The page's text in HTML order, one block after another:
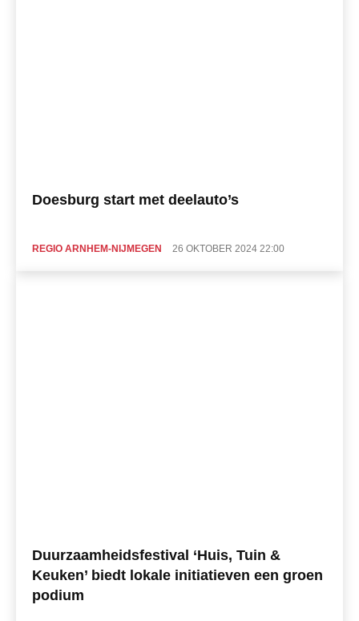
Doesburg start met deelauto’s
REGIO ARNHEM-NIJMEGEN 26 OKTOBER 2024 22:00
Duurzaamheidsfestival ‘Huis, Tuin &
Keuken’ biedt lokale initiatieven een groen
podium